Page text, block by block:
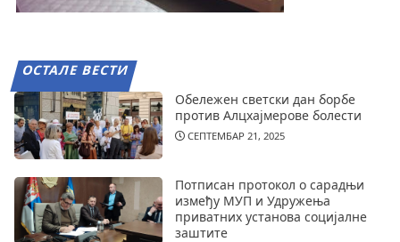
ОСТАЛЕ ВЕСТИ
Обележен светски дан борбе
против Алцхајмерове болести
СЕПТЕМБАР 21, 2025
Потписан протокол о сарадњи
између МУП и Удружења
приватних установа социјалне
заштите